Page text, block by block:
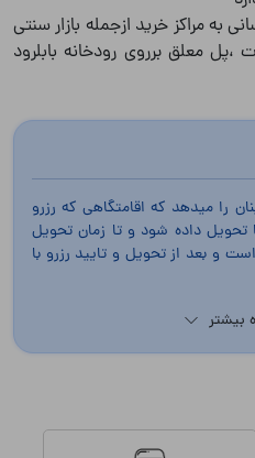
به مراکز خرید ازجمله بازار سنتی
معلق برروی رودخانه بابلرود
را میدهد که اقامتگاهی که رزرو
داده شود و تا زمان تحویل
و بعد از تحویل و تایید رزرو با
بیشتر